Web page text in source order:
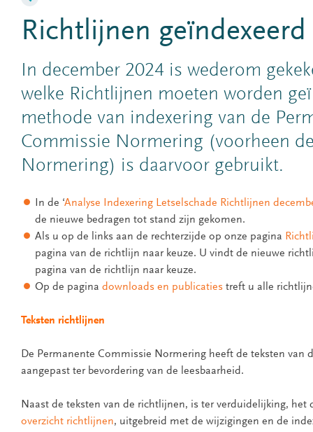
Richtlijnen geïndexeerd
In december 2024 is wederom
welke Richtlijnen moeten worden
methode van indexering van de
Commissie Normering (voorheen
Normering) is daarvoor gebruikt.
In de ‘Analyse Indexering Letselschade Richtlijnen
de nieuwe bedragen tot stand zijn gekomen.
Als u op de links aan de rechterzijde op onze pagina
pagina van de richtlijn naar keuze. U vindt de nieuwe
pagina van de richtlijn naar keuze.
Op de pagina downloads en publicaties treft u alle
Teksten richtlijnen
De Permanente Commissie Normering heeft de teksten van
aangepast ter bevordering van de leesbaarheid.
Naast de teksten van de richtlijnen, is ter verduidelijking, het
overzicht richtlijnen, uitgebreid met de wijzigingen en de